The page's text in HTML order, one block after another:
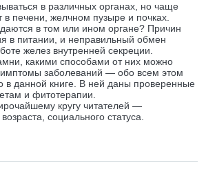
в различных органах, но чаще
в печени, желчном пузыре и почках.
в том или ином органе? Причин
в питании, и неправильный обмен
желез внутренней секреции.
какими способами от них можно
заболеваний — обо всем этом
в данной книге. В ней даны проверенные
и фитотерапии.
кругу читателей —
социального статуса.